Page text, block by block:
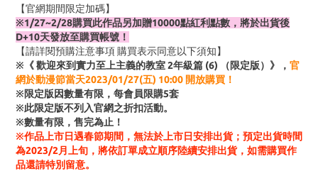
【官網期間限定加碼】
※1/27~2/28購買此作品另加贈10000點紅利點數，將於出貨後
D+10天發放至購買帳號！
【請詳閱預購注意事項 購買表示同意以下須知】
※《 歡迎來到實力至上主義的教室 2年級篇 (6) （限定版）》， 官
網於動漫節當天2023/01/27(五) 10:00 開放購買！
※限定版因數量有限，每會員限購5套
※此限定版不列入官網之折扣活動。
※數量有限，售完為止！
※作品上市日遇春節期間，無法於上市日安排出貨；預定出貨時間
為2023/2月上旬，將依訂單成立順序陸續安排出貨，如需購買作
品還請特別留意。